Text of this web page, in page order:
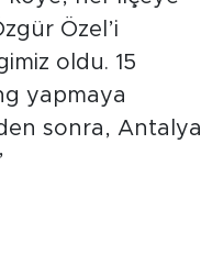
Özel’i
oldu. 15
yapmaya
sonra, Antalya